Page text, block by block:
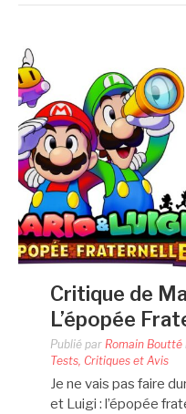
Critique de
L’épopée
Publié par Romain Boutté
Tests, Critiques et Avis
Je ne vais pas faire
et Luigi : l’épopée